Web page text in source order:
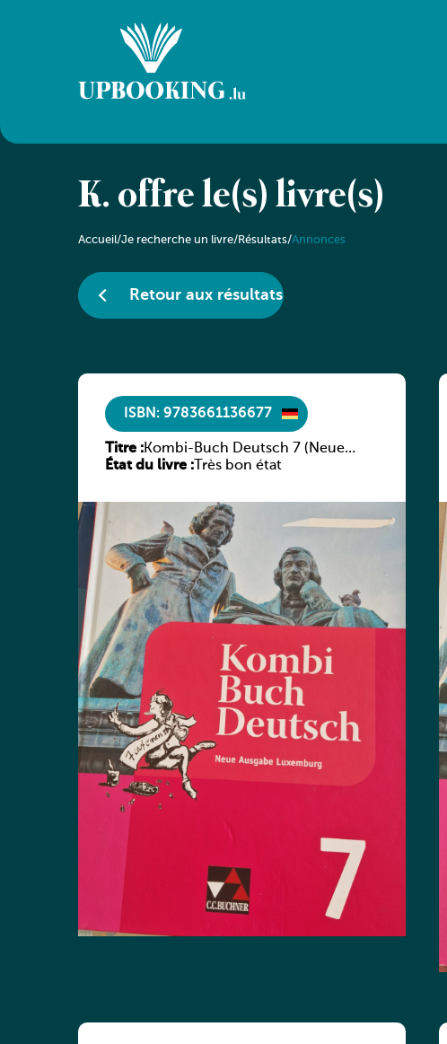
K. offre le(s) livre(s)
Accueil/Je recherche un livre/Résultats/Annonces
Retour aux résultats
ISBN: 9783661136677
Titre :Kombi-Buch Deutsch 7 (Neue
Ausgabe Luxemburg)
État du livre : Très bon état